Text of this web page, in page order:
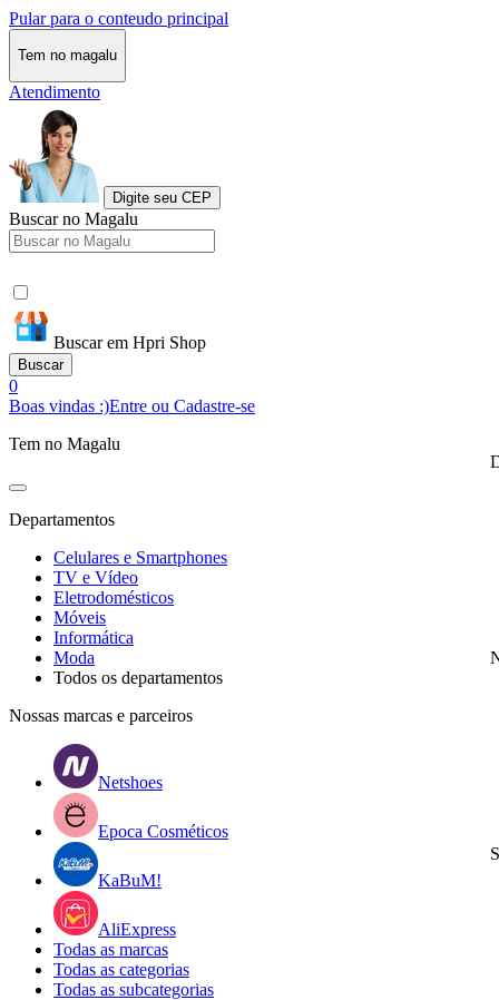
Pular para o conteudo principal
Tem no magalu
Atendimento
Digite seu CEP
Buscar no Magalu
Buscar em Hpri Shop
Buscar
0
Boas vindas :)Entre ou Cadastre-se
Tem no Magalu
Departamentos
Celulares e Smartphones
TV e Vídeo
Eletrodomésticos
Móveis
Informática
Moda
Todos os departamentos
Nossas marcas e parceiros
Netshoes
Epoca Cosméticos
KaBuM!
AliExpress
Todas as marcas
Todas as categorias
Todas as subcategorias